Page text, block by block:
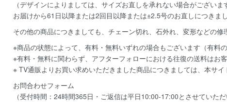
（デザインによりましては、サイズお直しを承れない場合がございま
お届けから61日以降または2回目以降または±2.5号のお直しにつきま
その他の商品につきましても、チェーン切れ、石外れ、変形などの
※商品の状態によって、有料・無料いずれの場合もございます（有料
※有料・無料に関わらず、アフターフォローにおける往復の送料はお
※ TV通販よりお買い求めいただきました商品につきましては、本サ
お問合わせフォーム
（受付時間：24時間365日・ご返信は平日10:00-17:00とさせていただ